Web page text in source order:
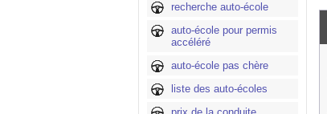
recherche auto-école
auto-école pour permis
accéléré
auto-école pas chère
liste des auto-écoles